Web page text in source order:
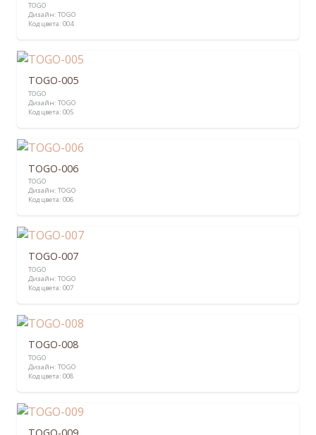
TOGO
Дизайн: TOGO
Код цвета: 004
TOGO-005
TOGO
Дизайн: TOGO
Код цвета: 005
TOGO-006
TOGO
Дизайн: TOGO
Код цвета: 006
TOGO-007
TOGO
Дизайн: TOGO
Код цвета: 007
TOGO-008
TOGO
Дизайн: TOGO
Код цвета: 008
TOGO-009